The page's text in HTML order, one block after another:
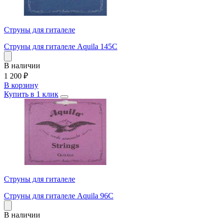
Струны для гиталеле
Струны для гиталеле Aquila 145C
В наличии
1 200 ₽
В корзину
Купить в 1 клик
Струны для гиталеле
Струны для гиталеле Aquila 96C
В наличии